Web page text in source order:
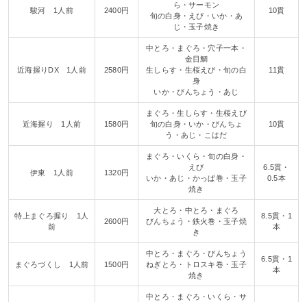
駿河 1人前 2400円
ら・サーモン
旬の白身・えび・いか・あ
じ・玉子焼き
10貫
近海握りDX 1人前 2580円
中とろ・まぐろ・穴子一本・
金目鯛
生しらす・生桜えび・旬の白
身
いか・びんちょう・あじ
11貫
近海握り 1人前 1580円
まぐろ・生しらす・生桜えび
旬の白身・いか・びんちょ
う・あじ・こはだ
10貫
伊東 1人前 1320円
まぐろ・いくら・旬の白身・
えび
いか・あじ・かっぱ巻・玉子
焼き
6.5貫・
0.5本
特上まぐろ握り 1人
前
2600円
大とろ・中とろ・まぐろ
びんちょう・鉄火巻・玉子焼
き
8.5貫・1
本
まぐろづくし 1人前 1500円
中とろ・まぐろ・びんちょう
ねぎとろ・トロスキ巻・玉子
焼き
6.5貫・1
本
中とろ・まぐろ・いくら・サ